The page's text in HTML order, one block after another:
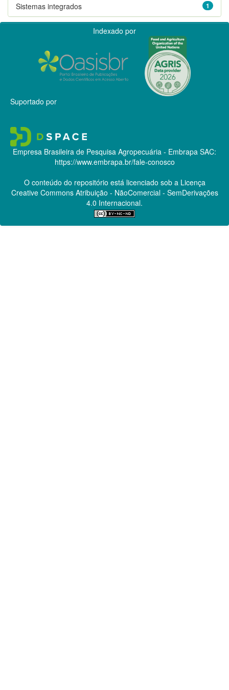
1
Sistemas integrados
Indexado por
Suportado por
Empresa Brasileira de Pesquisa Agropecuária - Embrapa SAC:
https://www.embrapa.br/fale-conosco
O conteúdo do repositório está licenciado sob a Licença
Creative CommonsAtribuição - NãoComercial - SemDerivações
4.0 Internacional.